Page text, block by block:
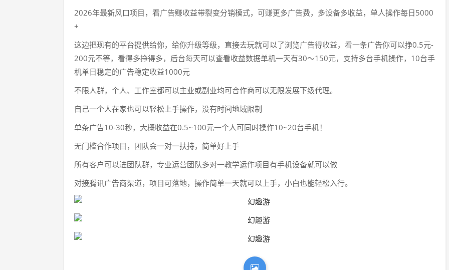
2026年最新风口项目，看广告赚收益带裂变分销模式，可赚更多广告费，多设备多收益，单人操作每日5000
+
这边把现有的平台提供给你，给你升级等级，直接去玩就可以了浏览广告得收益，看一条广告你可以挣0.5元-
200元不等，看得多挣得多，后台每天可以查看收益数据单机一天有30～150元，支持多台手机操作，10台手
机单日稳定的广告稳定收益1000元
不限人群，个人、工作室都可以主业或副业均可合作商可以无限发展下级代理。
自己一个人在家也可以轻松上手操作，没有时间地域限制
单条广告10-30秒，大概收益在0.5~100元一个人可同时操作10~20台手机！
无门槛合作项目，团队会一对一扶持，简单好上手
所有客户可以进团队群，专业运营团队多对一教学运作项目有手机设备就可以做
对接腾讯广告商渠道，项目可落地，操作简单一天就可以上手，小白也能轻松入行。